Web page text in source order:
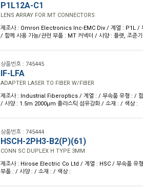
P1L12A-C1
LENS ARRAY FOR MT CONNECTORS
제조사 : Omron Electronics Inc-EMC Div / 계열 : P1L /
/ 함께 사용 가능/관련 부품 : MT 커넥터 / 사양 : 플랫, 조준
상품번호 : 745445
IF-LFA
ADAPTER LASER TO FIBER W/FIBER
제조사 : Industrial Fiberoptics / 계열 : / 부속품 유형 : / 함
/ 사양 : 1.5m 2000µm 플라스틱 섬유강화 / 소재 : / 색상 :
상품번호 : 745444
HSCH-2PH3-B2(P)(61)
CONN SC DUPLEX H TYPE 3MM
제조사 : Hirose Electric Co Ltd / 계열 : HSC / 부속품 유
부품 : / 사양 : / 소재 : / 색상 :